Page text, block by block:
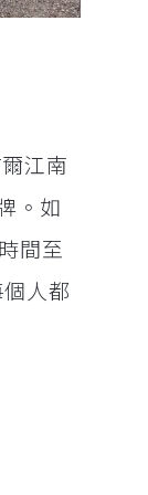
江南
。如
間至
人都